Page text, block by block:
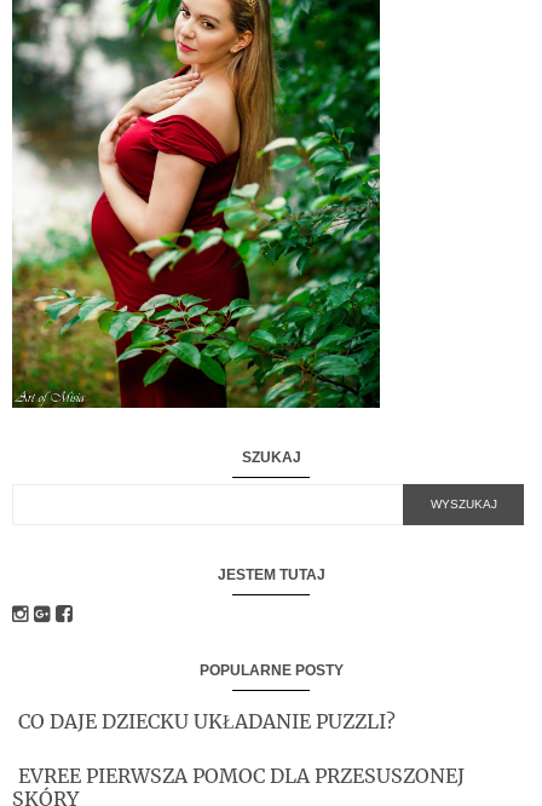
SZUKAJ
JESTEM TUTAJ
POPULARNE POSTY
CO DAJE DZIECKU UKŁADANIE PUZZLI?
EVREE PIERWSZA POMOC DLA PRZESUSZONEJ
SKÓRY